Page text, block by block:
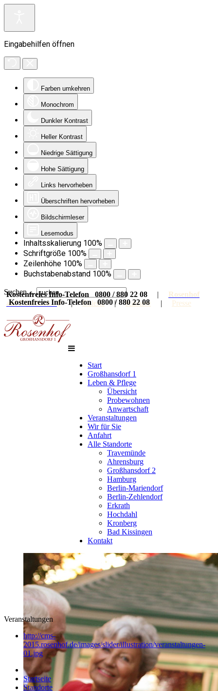
Eingabehilfen öffnen
Farben umkehren
Monochrom
Dunkler Kontrast
Heller Kontrast
Niedrige Sättigung
Hohe Sättigung
Links hervorheben
Überschriften hervorheben
Bildschirmleser
Lesemodus
Inhaltsskalierung 100%
Schriftgröße 100%
Zeilenhöhe 100%
Buchstabenabstand 100%
Suchen ...
Kostenfreies Info-Telefon 0800 / 880 22 08 | Rosenhof
auf Facebook
|Galerie|Karriere | Presse
Kostenfreies Info-Telefon 0800 / 880 22 08
Start
Großhansdorf 1
Leben & Pflege
Übersicht
Probewohnen
Anwartschaft
Veranstaltungen
Wir für Sie
Anfahrt
Alle Standorte
Travemünde
Ahrensburg
Großhansdorf 2
Hamburg
Berlin-Mariendorf
Berlin-Zehlendorf
Erkrath
Hochdahl
Kronberg
Bad Kissingen
Kontakt
Veranstaltungen
http://cms-
2015.rosenhof.de/images/slider/illustration/veranstaltungen-
01.jpg
Startseite
Standorte